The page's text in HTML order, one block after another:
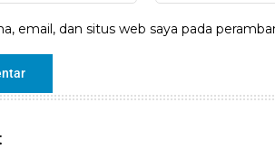
email, dan situs web saya pada